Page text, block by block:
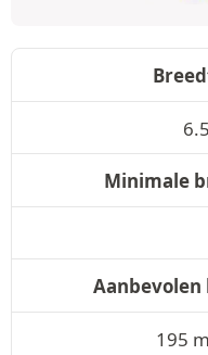
Minimale
Aanbevolen
195